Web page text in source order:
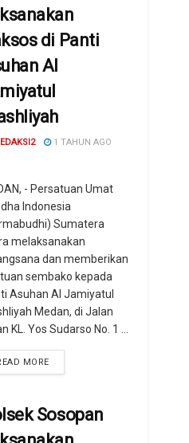
di Panti
Al
1 TAHUN AGO
- Persatuan Umat
Indonesia
Sumatera
melaksanakan
dan memberikan
sembako kepada
Asuhan Al Jamiyatul
Medan, di Jalan
KL. Yos Sudarso No. 1 ...
MORE
Sosopan